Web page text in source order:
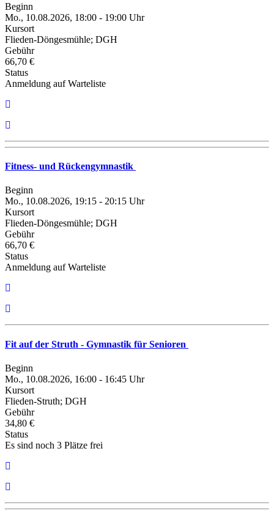
Beginn
Mo., 10.08.2026, 18:00 - 19:00 Uhr
Kursort
Flieden-Döngesmühle; DGH
Gebühr
66,70 €
Status
Anmeldung auf Warteliste
Fitness- und Rückengymnastik
Beginn
Mo., 10.08.2026, 19:15 - 20:15 Uhr
Kursort
Flieden-Döngesmühle; DGH
Gebühr
66,70 €
Status
Anmeldung auf Warteliste
Fit auf der Struth - Gymnastik für Senioren
Beginn
Mo., 10.08.2026, 16:00 - 16:45 Uhr
Kursort
Flieden-Struth; DGH
Gebühr
34,80 €
Status
Es sind noch 3 Plätze frei